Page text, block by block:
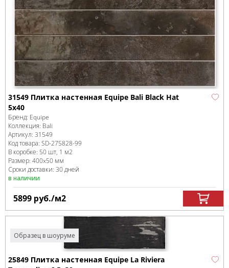
31549 Плитка настенная Equipe Bali Black Hat
5x40
Бренд: Equipe
Коллекция: Bali
Артикул: 31549
Код товара: SD-275828-99
В коробке: 50 шт, 1 м2
Размер: 400x50 мм
Сроки доставки: 30 дней
в наличии
5899 руб./м2
Образец в шоуруме
25849 Плитка настенная Equipe La Riviera